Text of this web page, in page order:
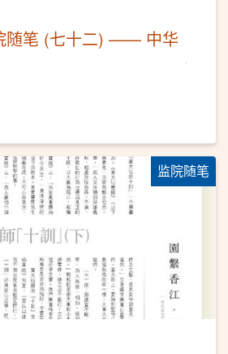
随笔 (七十二) —— 中华
监院随笔